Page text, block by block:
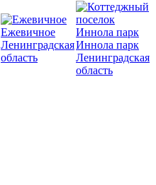
Ежевичное
Ленинградская
область
Иннола парк
Ленинградская
область